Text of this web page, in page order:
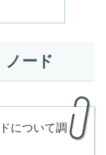
ノード
について調